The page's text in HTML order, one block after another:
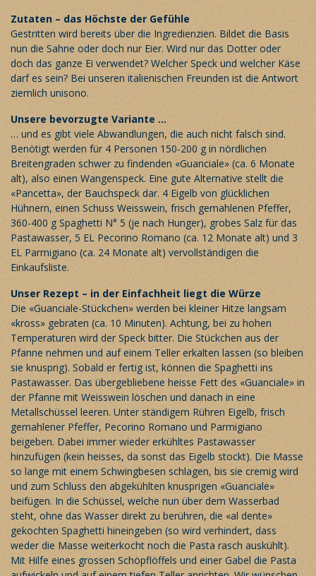
Zutaten – das Höchste der Gefühle
Gestritten wird bereits über die Ingredienzien. Bildet die Basis
nun die Sahne oder doch nur Eier. Wird nur das Dotter oder
doch das ganze Ei verwendet? Welcher Speck und welcher Käse
darf es sein? Bei unseren italienischen Freunden ist die Antwort
ziemlich unisono.
Unsere bevorzugte Variante …
… und es gibt viele Abwandlungen, die auch nicht falsch sind.
Benötigt werden für 4 Personen 150-200 g in nördlichen
Breitengraden schwer zu findenden «Guanciale» (ca. 6 Monate
alt), also einen Wangenspeck. Eine gute Alternative stellt die
«Pancetta», der Bauchspeck dar. 4 Eigelb von glücklichen
Hühnern, einen Schuss Weisswein, frisch gemahlenen Pfeffer,
360-400 g Spaghetti N° 5 (je nach Hunger), grobes Salz für das
Pastawasser, 5 EL Pecorino Romano (ca. 12 Monate alt) und 3
EL Parmigiano (ca. 24 Monate alt) vervollständigen die
Einkaufsliste.
Unser Rezept – in der Einfachheit liegt die Würze
Die «Guanciale-Stückchen» werden bei kleiner Hitze langsam
«kross» gebraten (ca. 10 Minuten). Achtung, bei zu hohen
Temperaturen wird der Speck bitter. Die Stückchen aus der
Pfanne nehmen und auf einem Teller erkalten lassen (so bleiben
sie knusprig). Sobald er fertig ist, können die Spaghetti ins
Pastawasser. Das übergebliebene heisse Fett des «Guanciale» in
der Pfanne mit Weisswein löschen und danach in eine
Metallschüssel leeren. Unter ständigem Rühren Eigelb, frisch
gemahlener Pfeffer, Pecorino Romano und Parmigiano
beigeben. Dabei immer wieder erkühltes Pastawasser
hinzufügen (kein heisses, da sonst das Eigelb stockt). Die Masse
so lange mit einem Schwingbesen schlagen, bis sie cremig wird
und zum Schluss den abgekühlten knusprigen «Guanciale»
beifügen. In die Schüssel, welche nun über dem Wasserbad
steht, ohne das Wasser direkt zu berühren, die «al dente»
gekochten Spaghetti hineingeben (so wird verhindert, dass
weder die Masse weiterkocht noch die Pasta rasch auskühlt).
Mit Hilfe eines grossen Schöpflöffels und einer Gabel die Pasta